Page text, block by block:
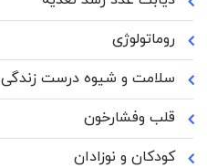
روماتولوژی
سلامت و شیوه درست زندگی
قلب وفشارخون
کودکان و نوزادان